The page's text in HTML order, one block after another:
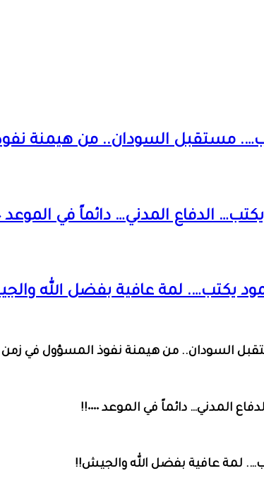
مستقبل السودان.. من هيمنة
الدفاع المدني… دائماً في الموعد ٠٠٠٠!!
يكتب…. لمة عافية بفضل الله
السودان.. من هيمنة نفوذ المسؤول في زمن
المدني… دائماً في الموعد ٠٠٠٠!!
لمة عافية بفضل الله والجيش!!